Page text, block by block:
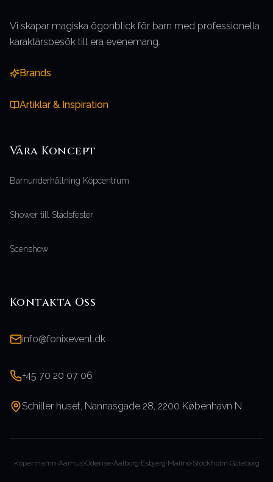
Vi skapar magiska ögonblick för barn med professionella
karaktärsbesök till era evenemang.
Brands
Artiklar & Inspiration
Våra Koncept
Barnunderhållning Köpcentrum
Shower till Stadsfester
Scenshow
Kontakta Oss
info@fonixevent.dk
+45 70 20 07 06
Schiller huset, Nannasgade 28, 2200 København N
Köpenhamn·Aarhus·Odense·Aalborg·Esbjerg·Malmö·Stockholm·Göteborg